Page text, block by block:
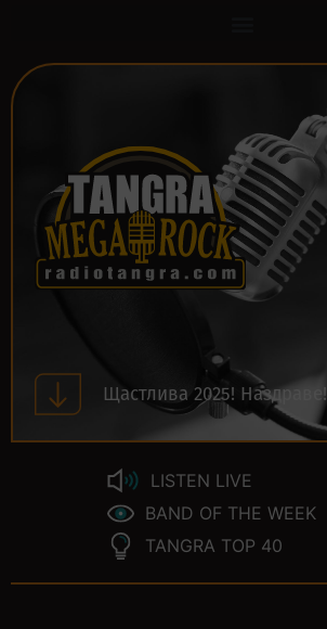
Щастлива 2025! Наздраве!
LISTEN LIVE
BAND OF THE WEEK
TANGRA TOP 40